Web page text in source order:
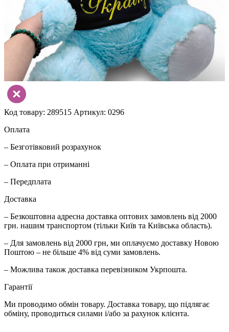
Код товару: 289515 Артикул: 0296
Оплата
– Безготівковий розрахунок
– Оплата при отриманні
– Передплата
Доставка
– Безкоштовна адресна доставка оптових замовлень від 2000
грн. нашим транспортом (тільки Київ та Київська область).
– Для замовлень від 2000 грн, ми оплачуємо доставку Новою
Поштою – не більше 4% від суми замовлень.
– Можлива також доставка перевізником Укрпошта.
Гарантії
Ми проводимо обмін товару. Доставка товару, що підлягає
обміну, проводиться силами і/або за рахунок клієнта.